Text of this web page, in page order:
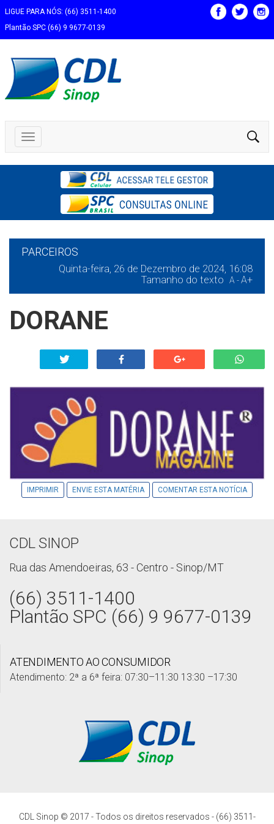
LIGUE PARA NÓS: (66) 3511-1400
Plantão SPC (66) 9 9677-0139
PARCEIROS
Quinta-feira, 26 de Dezembro de 2024, 16:08
Tamanho do texto
A -A+
DORANE
IMPRIMIR ENVIE ESTA MATÉRIA COMENTAR ESTA NOTÍCIA
CDL SINOP
Rua das Amendoeiras, 63 - Centro - Sinop/MT
(66) 3511-1400
Plantão SPC (66) 9 9677-0139
ATENDIMENTO AO CONSUMIDOR
Atendimento: 2ª a 6ª feira: 07:30–11:30 13:30 –17:30
CDL Sinop © 2017 - Todos os direitos reservados - (66) 3511-